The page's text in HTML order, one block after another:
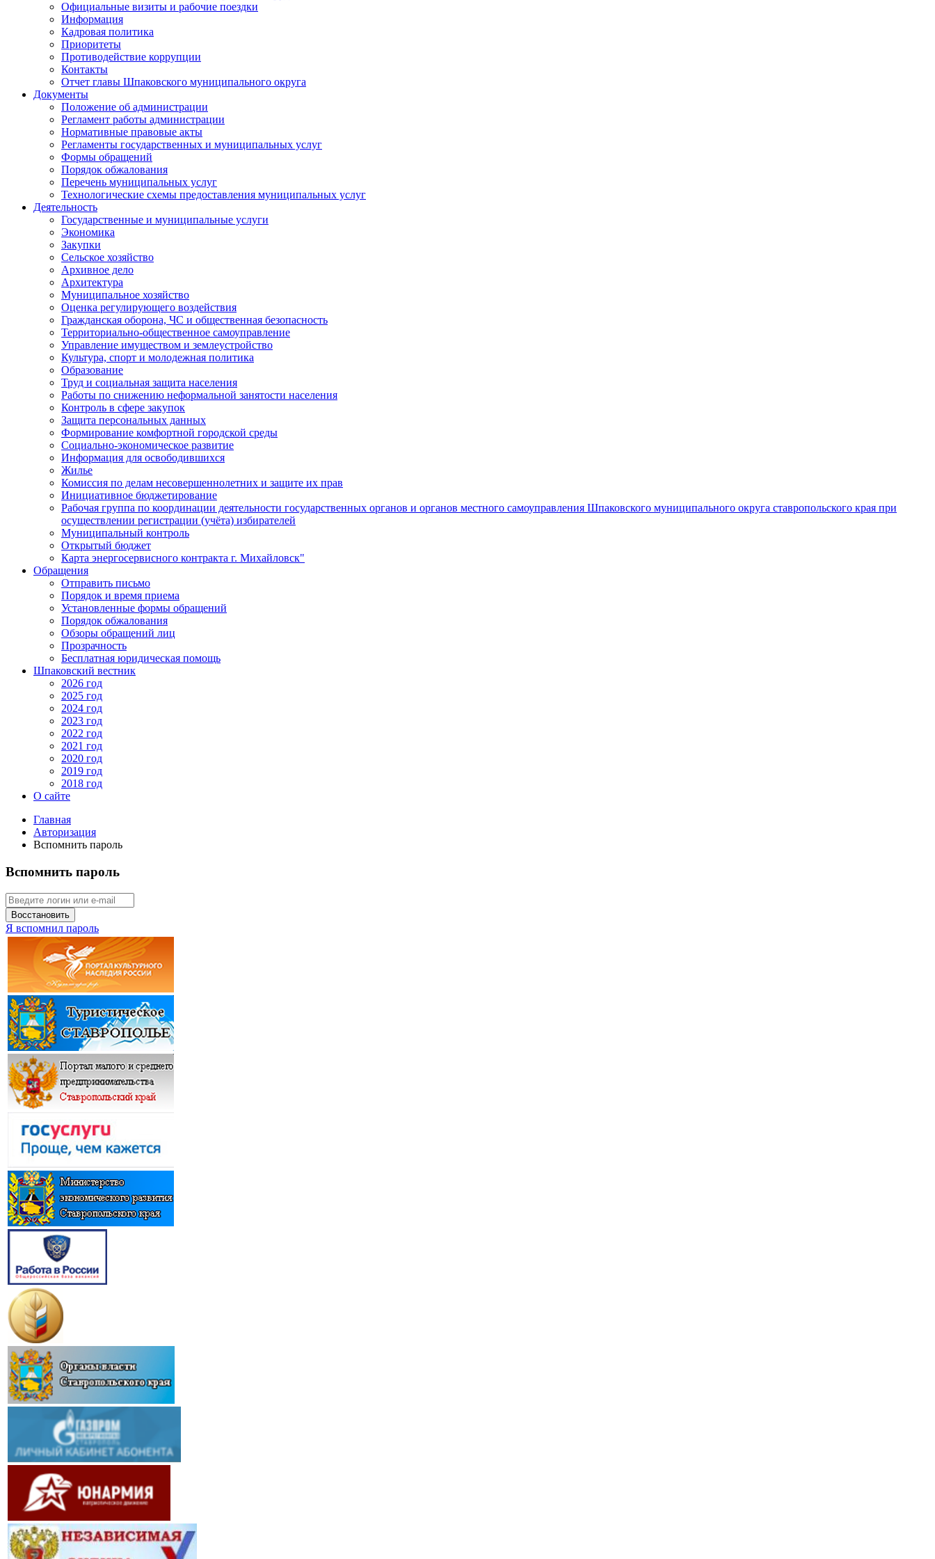
Официальные визиты и рабочие поездки
Информация
Кадровая политика
Приоритеты
Противодействие коррупции
Контакты
Отчет главы Шпаковского муниципального округа
Документы
Положение об администрации
Регламент работы администрации
Нормативные правовые акты
Регламенты государственных и муниципальных услуг
Формы обращений
Порядок обжалования
Перечень муниципальных услуг
Технологические схемы предоставления муниципальных услуг
Деятельность
Государственные и муниципальные услуги
Экономика
Закупки
Сельское хозяйство
Архивное дело
Архитектура
Муниципальное хозяйство
Оценка регулирующего воздействия
Гражданская оборона, ЧС и общественная безопасность
Территориально-общественное самоуправление
Управление имуществом и землеустройство
Культура, спорт и молодежная политика
Образование
Труд и социальная защита населения
Работы по снижению неформальной занятости населения
Контроль в сфере закупок
Защита персональных данных
Формирование комфортной городской среды
Социально-экономическое развитие
Информация для освободившихся
Жилье
Комиссия по делам несовершеннолетних и защите их прав
Инициативное бюджетирование
Рабочая группа по координации деятельности государственных органов и органов местного самоуправления Шпаковского муниципального округа ставропольского края при
осуществлении регистрации (учёта) избирателей
Муниципальный контроль
Открытый бюджет
Карта энергосервисного контракта г. Михайловск"
Обращения
Отправить письмо
Порядок и время приема
Установленные формы обращений
Порядок обжалования
Обзоры обращений лиц
Прозрачность
Бесплатная юридическая помощь
Шпаковский вестник
2026 год
2025 год
2024 год
2023 год
2022 год
2021 год
2020 год
2019 год
2018 год
О сайте
Главная
Авторизация
Вспомнить пароль
Вспомнить пароль
Восстановить
Я вспомнил пароль